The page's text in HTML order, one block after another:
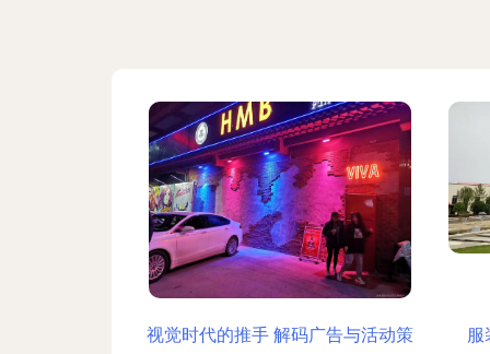
视觉时代的推手 解码广告与活动策
服